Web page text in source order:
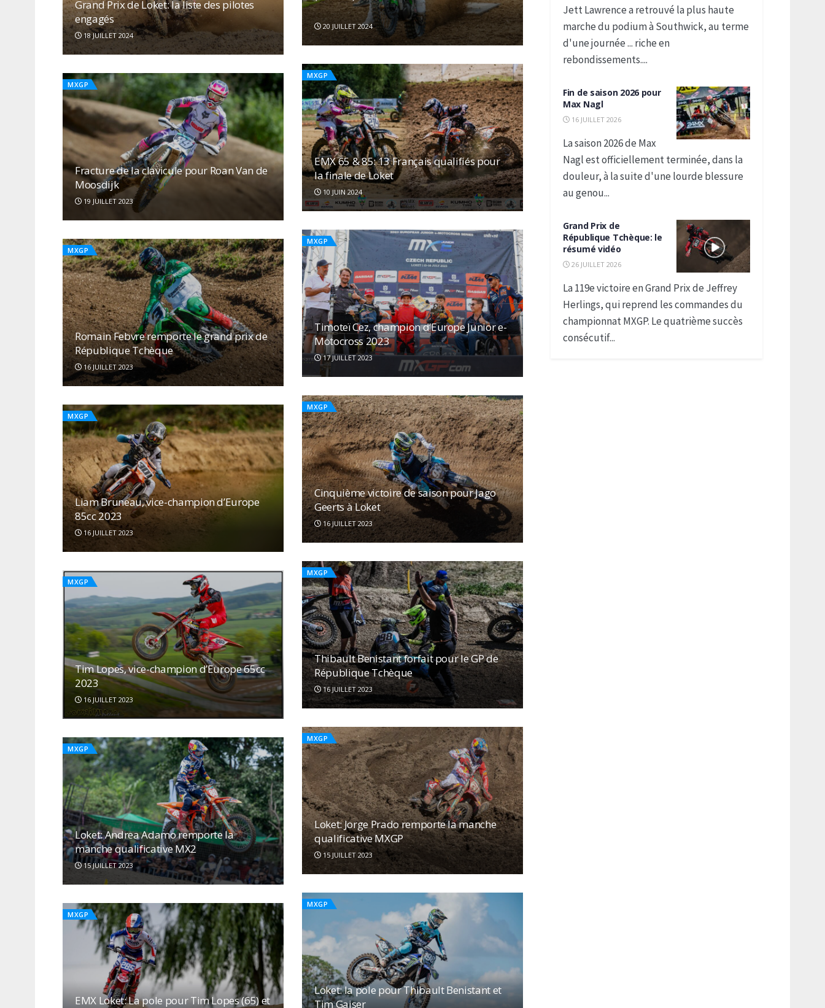
20 JUILLET 2024
Grand Prix de Loket: la liste des pilotes
engagés
18 JUILLET 2024
MXGP
EMX 65 & 85: 13 Français qualifiés pour
la finale de Loket
10 JUIN 2024
MXGP
Fracture de la clavicule pour Roan Van de
Moosdijk
19 JUILLET 2023
MXGP
Timoteï Cez, champion d’Europe Junior e-
Motocross 2023
17 JUILLET 2023
MXGP
Romain Febvre remporte le grand prix de
République Tchèque
16 JUILLET 2023
MXGP
Cinquième victoire de saison pour Jago
Geerts à Loket
16 JUILLET 2023
MXGP
Liam Bruneau, vice-champion d’Europe
85cc 2023
16 JUILLET 2023
MXGP
Thibault Benistant forfait pour le GP de
République Tchèque
16 JUILLET 2023
MXGP
Tim Lopes, vice-champion d’Europe 65cc
2023
16 JUILLET 2023
MXGP
Loket: Jorge Prado remporte la manche
qualificative MXGP
15 JUILLET 2023
MXGP
Loket: Andrea Adamo remporte la
manche qualificative MX2
15 JUILLET 2023
MXGP
Loket: la pole pour Thibault Benistant et
Tim Gajser
MXGP
EMX Loket: La pole pour Tim Lopes (65) et
Jett Lawrence a retrouvé la plus haute
marche du podium à Southwick, au terme
d'une journée ... riche en
rebondissements....
Fin de saison 2026 pour
Max Nagl
16 JUILLET 2026
La saison 2026 de Max
Nagl est officiellement terminée, dans la
douleur, à la suite d'une lourde blessure
au genou...
Grand Prix de
République Tchèque: le
résumé vidéo
26 JUILLET 2026
La 119e victoire en Grand Prix de Jeffrey
Herlings, qui reprend les commandes du
championnat MXGP. Le quatrième succès
consécutif...